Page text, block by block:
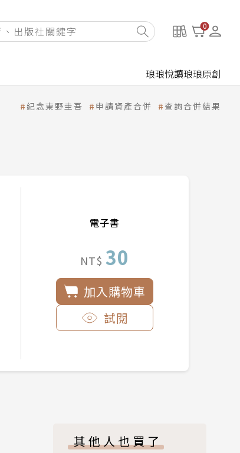
0
琅琅悅讀琅琅原創
紀念東野圭吾 申請資產合併 查詢合併結果
電子書
NT$ 30
加入購物車
試閱
其他人也買了